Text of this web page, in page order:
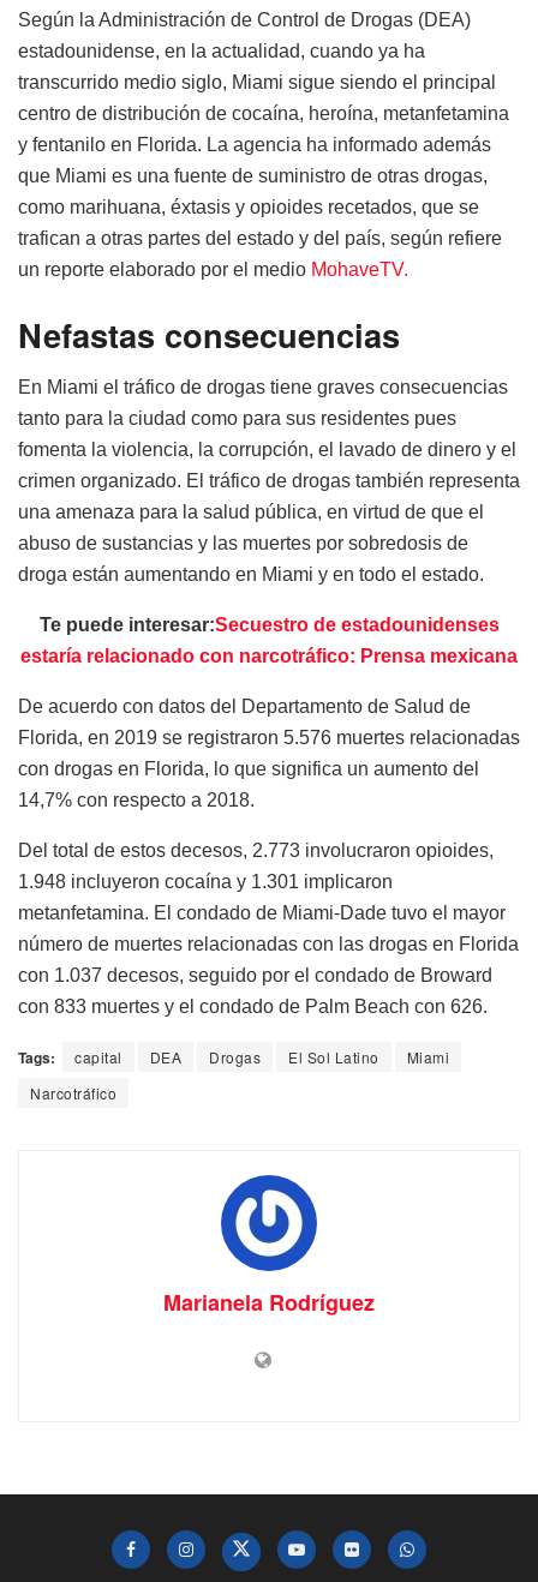
Según la Administración de Control de Drogas (DEA)
estadounidense, en la actualidad, cuando ya ha
transcurrido medio siglo, Miami sigue siendo el principal
centro de distribución de cocaína, heroína, metanfetamina
y fentanilo en Florida. La agencia ha informado además
que Miami es una fuente de suministro de otras drogas,
como marihuana, éxtasis y opioides recetados, que se
trafican a otras partes del estado y del país, según refiere
un reporte elaborado por el medio MohaveTV.
Nefastas consecuencias
En Miami el tráfico de drogas tiene graves consecuencias
tanto para la ciudad como para sus residentes pues
fomenta la violencia, la corrupción, el lavado de dinero y el
crimen organizado. El tráfico de drogas también representa
una amenaza para la salud pública, en virtud de que el
abuso de sustancias y las muertes por sobredosis de
droga están aumentando en Miami y en todo el estado.
Te puede interesar:Secuestro de estadounidenses
estaría relacionado con narcotráfico: Prensa mexicana
De acuerdo con datos del Departamento de Salud de
Florida, en 2019 se registraron 5.576 muertes relacionadas
con drogas en Florida, lo que significa un aumento del
14,7% con respecto a 2018.
Del total de estos decesos, 2.773 involucraron opioides,
1.948 incluyeron cocaína y 1.301 implicaron
metanfetamina. El condado de Miami-Dade tuvo el mayor
número de muertes relacionadas con las drogas en Florida
con 1.037 decesos, seguido por el condado de Broward
con 833 muertes y el condado de Palm Beach con 626.
Tags: capital DEA Drogas El Sol Latino
Miami
Narcotráfico
Marianela Rodríguez